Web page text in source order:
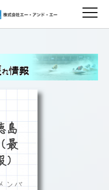
島
最
ンバ